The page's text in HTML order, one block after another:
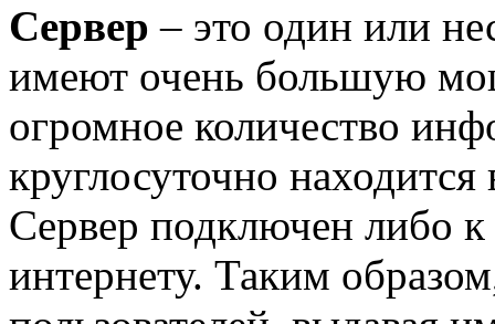
Сервер – это один или
имеют очень большую
огромное количество
круглосуточно
Сервер подключен либо
интернету. Таким